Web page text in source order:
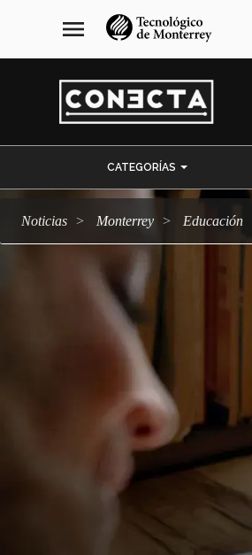
navegación
principal
menu
CATEGORÍAS
Noticias Monterrey Educación